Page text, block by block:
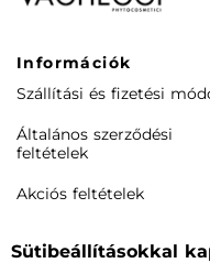
Információk
Szállítási és fizetési
Általános szerződési
feltételek
Akciós feltételek
visszaküldés
Sütibeállításokkal